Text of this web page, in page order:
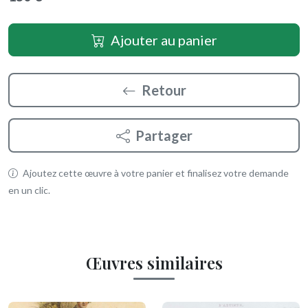
Ajouter au panier
Retour
Partager
Ajoutez cette œuvre à votre panier et finalisez votre demande
en un clic.
Œuvres similaires